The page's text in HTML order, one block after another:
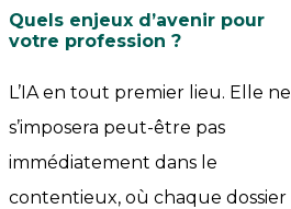
Quels enjeux d’avenir pour
votre profession ?
L’IA en tout premier lieu. Elle ne
s’imposera peut-être pas
immédiatement dans le
contentieux, où chaque dossier